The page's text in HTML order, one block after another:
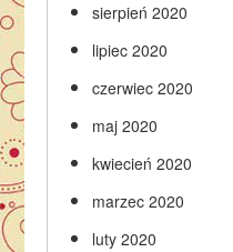
sierpień 2020
lipiec 2020
czerwiec 2020
maj 2020
kwiecień 2020
marzec 2020
luty 2020